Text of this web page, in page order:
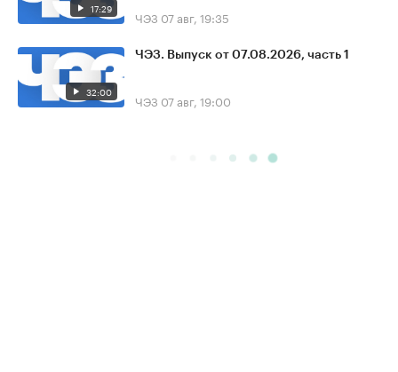
17:29 ЧЭЗ 07 авг, 19:35
32:00
ЧЭЗ. Выпуск от 07.08.2026, часть 1
ЧЭЗ 07 авг, 19:00